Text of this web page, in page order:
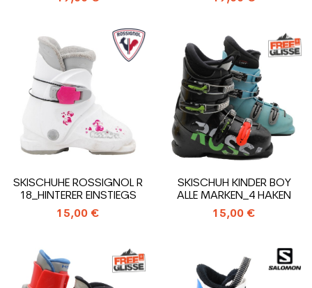
SKISCHUHE ROSSIGNOL R
18_HINTERER EINSTIEGS
15,00 €
SKISCHUH KINDER BOY
ALLE MARKEN_4 HAKEN
15,00 €